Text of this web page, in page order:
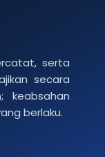
serta
secara
keabsahan
berlaku.